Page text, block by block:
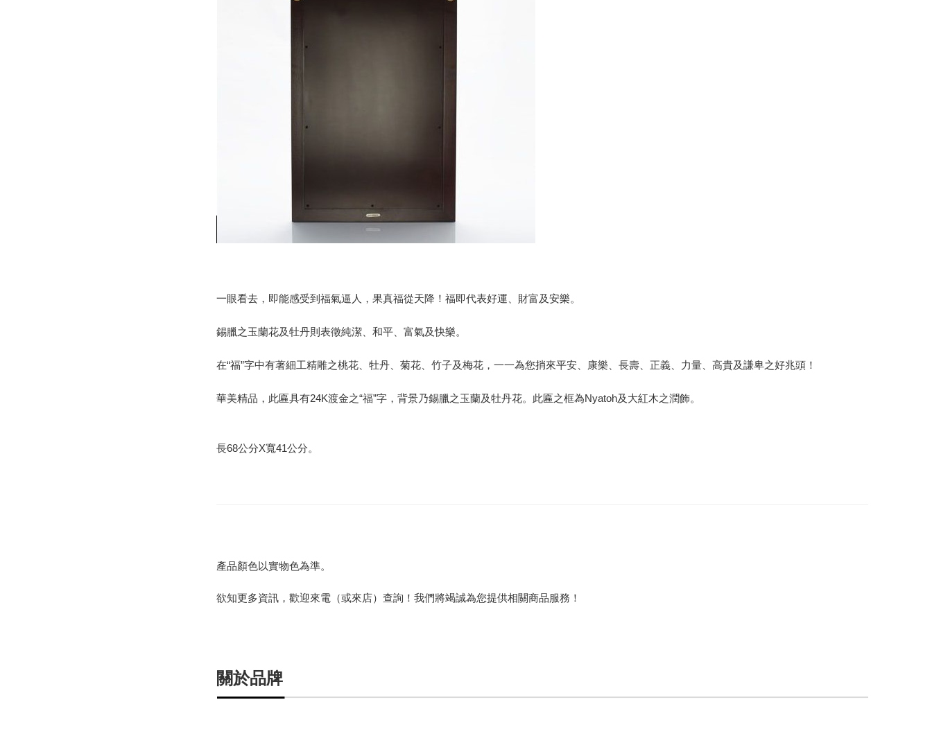
一眼看去，即能感受到福氣逼人，果真福從天降！福即代表好運、財富及安樂。
錫臘之玉蘭花及牡丹則表徵純潔、和平、富氣及快樂。
在“福”字中有著細工精雕之桃花、牡丹、菊花、竹子及梅花，一一為您捎來平安、康樂、長壽、正義、力量、高貴及謙卑之好兆頭！
華美精品，此匾具有24K渡金之“福”字，背景乃錫臘之玉蘭及牡丹花。此匾之框為Nyatoh及大紅木之潤飾。
長68公分X寬41公分。
產品顏色以實物色為準。
欲知更多資訊，歡迎來電（或來店）查詢！我們將竭誠為您提供相關商品服務！
關於品牌